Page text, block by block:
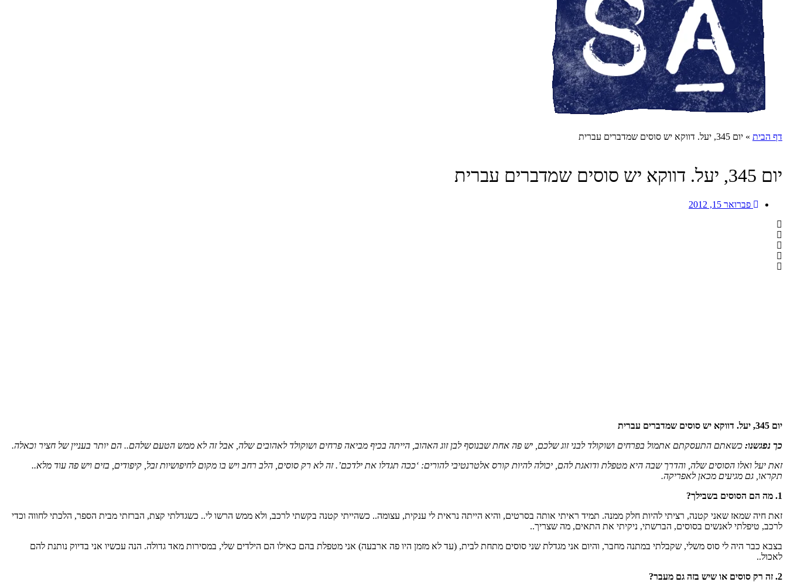
דף הבית » יום 345, יעל. דווקא יש סוסים שמדברים עברית
יום 345, יעל. דווקא יש סוסים שמדברים עברית
פברואר 15, 2012
יום 345, יעל. דווקא יש סוסים שמדברים עברית
כך נפגשנו: כשאתם התעסקתם אתמול בפרחים ושוקולד לבני זוג שלכם, יש פה אחת שבנוסף לבן זוג האהוב, הייתה בכיף מביאה פרחים ושוקולד לאהובים שלה, אבל זה לא ממש הטעם שלהם.. הם יותר בעניין של חציר וכאלה.
זאת יעל ואלו הסוסים שלה, והדרך שבה היא מטפלת ודואגת להם, יכולה להיות קורס אלטרנטיבי להורים: ‘ככה תגדלו את ילדכם’. זה לא רק סוסים, הלב רחב ויש בו מקום לחיפושיות זבל, קיפודים, בזים ויש פה עוד מלא..
תקראו, גם מגיעים מכאן לאפריקה.
1. מה הם הסוסים בשבילך?
זאת חיה שמאז שאני קטנה, רציתי להיות חלק ממנה. תמיד ראיתי אותה בסרטים, והיא הייתה נראית לי ענקית, עצומה.. כשהייתי קטנה בקשתי לרכב, ולא ממש הרשו לי.. כשגדלתי קצת, הברזתי מבית הספר, הלכתי לחווה וכדי
לרכב, טיפלתי לאנשים בסוסים, הברשתי, ניקיתי את התאים, מה שצריך..
בצבא כבר היה לי סוס משלי, שקבלתי במתנה מחבר, והיום אני מגדלת שני סוסים מתחת לבית, (עד לא מזמן היו פה ארבעה) אני מטפלת בהם כאילו הם הילדים שלי, במסירות מאד גדולה. הנה עכשיו אני בדיוק נותנת להם
לאכול..
2. זה רק סוסים או שיש בזה גם מעבר?